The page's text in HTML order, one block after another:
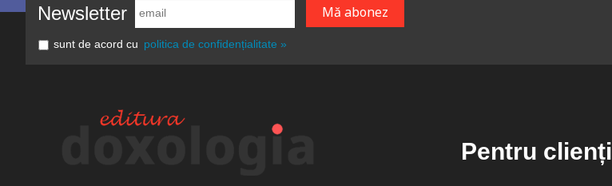
Newsletter
sunt de acord cu politica de confidențialitate »
Pentru clienți